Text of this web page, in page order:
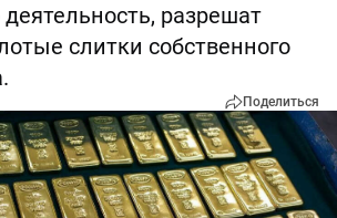
разрешат
слитки собственного
Поделиться